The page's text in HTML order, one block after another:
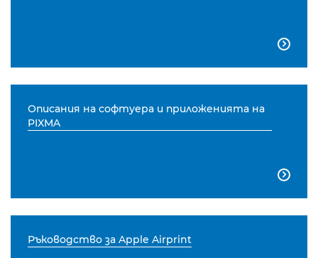

Описания на софтуера и приложенията на
PIXMA

Ръководство за Apple Airprint